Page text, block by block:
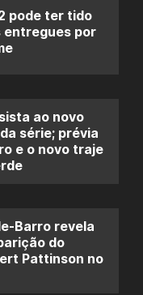
pode ter tido
por
ao novo
série; prévia
e o novo traje
Barro revela
do
Pattinson no